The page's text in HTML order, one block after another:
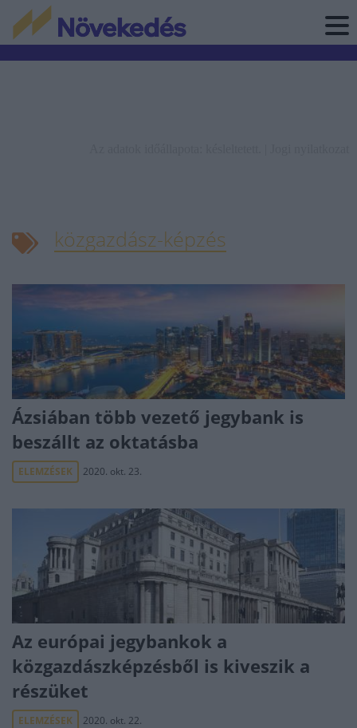
közgazdász-képzés
Ázsiában több vezető jegybank is
beszállt az oktatásba
ELEMZÉSEK 2020. okt. 23.
Az európai jegybankok a
közgazdászképzésből is kiveszik a
részüket
ELEMZÉSEK 2020. okt. 22.